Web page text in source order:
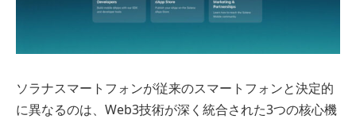
ソラナスマートフォンが従来のスマートフォンと決定的
に異なるのは、Web3技術が深く統合された3つの核心機